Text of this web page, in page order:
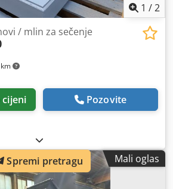
1 /2
/ mlin za sečenje
Pozovite
Mali oglas
Spremi pretragu